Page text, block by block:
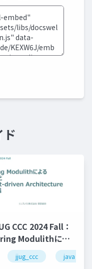
ド
CCC 2024 Fall：
Modulithによ
とEvent-driven
の実践
jjug_ccc java